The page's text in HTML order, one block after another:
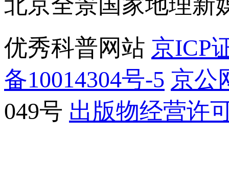
优秀科普网站 京ICP
备10014304号-5 京公
049号 出版物经营许